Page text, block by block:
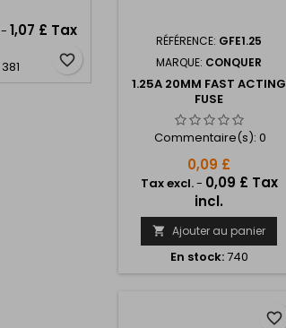
-1,07 £ Tax
381 favorite_border
RÉFÉRENCE: GFE1.25
MARQUE: CONQUER
1.25A 20MM FAST ACTING
FUSE
Commentaire(s): 0
0,09 £
Tax excl.- 0,09 £ Tax
incl.
 Ajouter au panier
En stock:740
favorite_border